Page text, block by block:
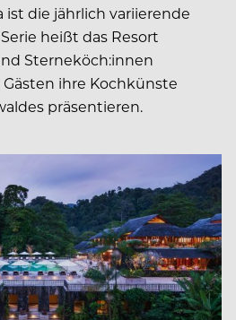
ist die jährlich variierende
heißt das Resort
Sterneköch:innen
ihre Kochkünste
präsentieren.